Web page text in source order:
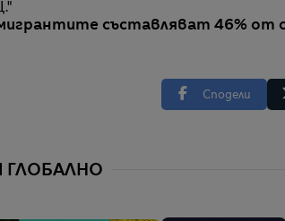
съставляват 46% от
Сподели
ГЛОБАЛНО